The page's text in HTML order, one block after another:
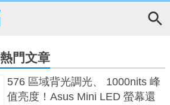
門文章
576 區域背光調光、 1000nits 峰
值亮度！Asus Mini LED 螢幕還